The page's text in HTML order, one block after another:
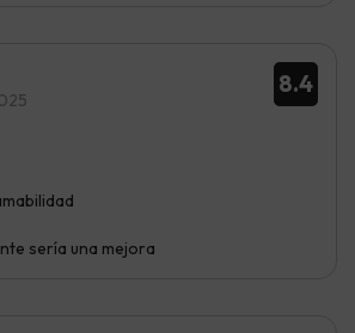
8.4
sería una mejora